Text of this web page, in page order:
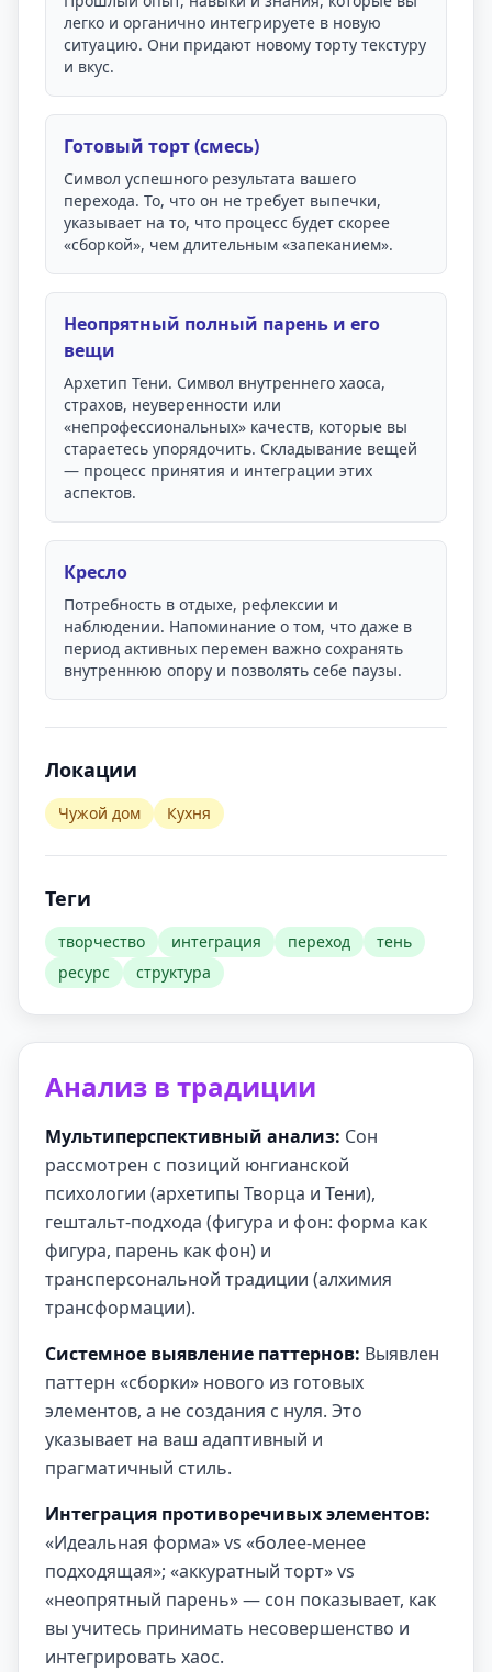
легко и органично интегрируете в новую
ситуацию. Они придают новому торту текстуру
и вкус.
Готовый торт (смесь)
Символ успешного результата вашего
перехода. То, что он не требует выпечки,
указывает на то, что процесс будет скорее
«сборкой», чем длительным «запеканием».
Неопрятный полный парень и его
вещи
Архетип Тени. Символ внутреннего хаоса,
страхов, неуверенности или
«непрофессиональных» качеств, которые вы
стараетесь упорядочить. Складывание вещей
— процесс принятия и интеграции этих
аспектов.
Кресло
Потребность в отдыхе, рефлексии и
наблюдении. Напоминание о том, что даже в
период активных перемен важно сохранять
внутреннюю опору и позволять себе паузы.
Локации
Чужой дом Кухня
Теги
творчество интеграция переход
тень
ресурс
структура
Анализ в традиции
Мультиперспективный анализ: Сон
рассмотрен с позиций юнгианской
психологии (архетипы Творца и Тени),
гештальт-подхода (фигура и фон: форма как
фигура, парень как фон) и
трансперсональной традиции (алхимия
трансформации).
Системное выявление паттернов: Выявлен
паттерн «сборки» нового из готовых
элементов, а не создания с нуля. Это
указывает на ваш адаптивный и
прагматичный стиль.
Интеграция противоречивых элементов:
«Идеальная форма» vs «более-менее
подходящая»; «аккуратный торт» vs
«неопрятный парень» — сон показывает, как
вы учитесь принимать несовершенство и
интегрировать хаос.